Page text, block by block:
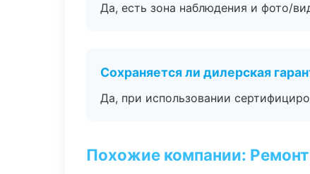
Да, есть зона наблюдения и фото/
Сохраняется ли дилерская
Да, при использовании
Похожие компании: